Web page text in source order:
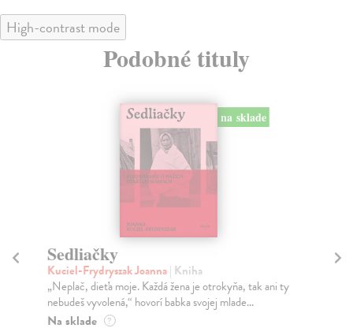
High-contrast mode
Podobné tituly
na sklade
Sedliačky
Kuciel-Frydryszak Joanna| Kniha
„Neplač, dieťa moje. Každá žena je otrokyňa, tak ani ty
nebudeš vyvolená,“ hovorí babka svojej mlade...
Na sklade ?